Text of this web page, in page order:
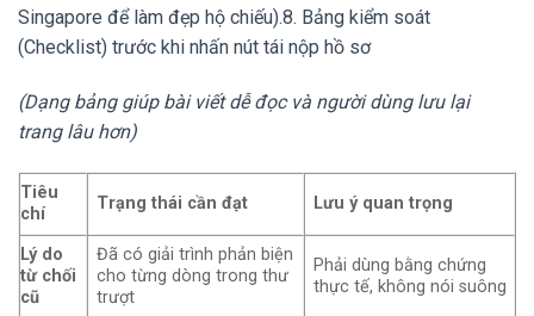
Singapore để làm đẹp hộ chiếu).8. Bảng kiểm soát
(Checklist) trước khi nhấn nút tái nộp hồ sơ
(Dạng bảng giúp bài viết dễ đọc và người dùng lưu lại
trang lâu hơn)
Tiêu
chí
Trạng thái cần đạt Lưu ý quan trọng
Lý do
từ chối
cũ
Đã có giải trình phản biện
cho từng dòng trong thư
trượt
Phải dùng bằng chứng
thực tế, không nói suông